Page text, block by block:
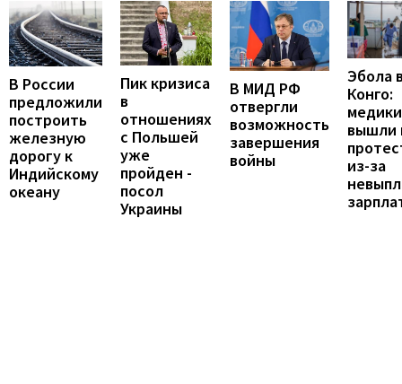
В России
предложили
построить
железную
дорогу к
Индийскому
океану
Пик кризиса
в
отношениях
с Польшей
уже
пройден -
посол
Украины
В МИД РФ
отвергли
возможность
завершения
войны
Эбола
Конго:
медики
вышли
из-за